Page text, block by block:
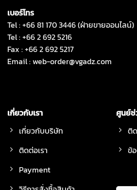
เบอร์โทร
Tel : +66 81 170 3446 (ฝ่ายขายออนไลน์)
Tel : +66 2 692 5216
Fax : +66 2 692 5217
Email :web-order@vgadz.com
เกี่ยวกับเรา
เกี่ยวกับบริษัท
ติดต่อเรา
Payment
ศูนย์ช่
ติ
ข้